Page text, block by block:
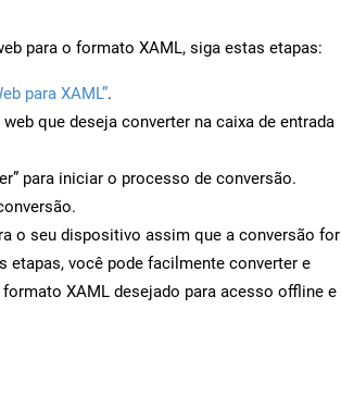
para o formato XAML, siga estas etapas:
para XAML”.
que deseja converter na caixa de entrada
para iniciar o processo de conversão.
o seu dispositivo assim que a conversão for
etapas, você pode facilmente converter e
XAML desejado para acesso offline e